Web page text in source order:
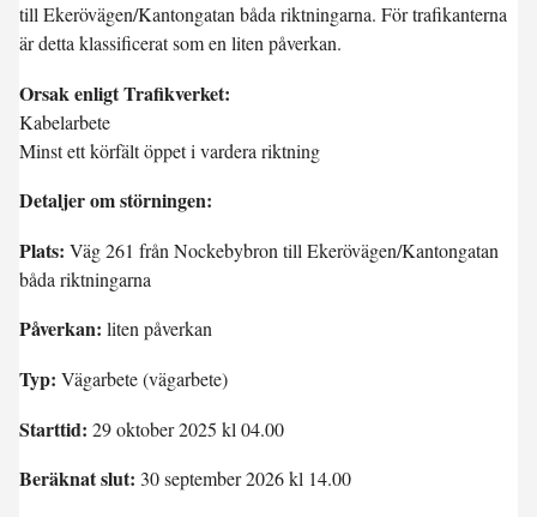
till Ekerövägen/Kantongatan båda riktningarna. För trafikanterna
är detta klassificerat som en liten påverkan.
Orsak enligt Trafikverket:
Kabelarbete
Minst ett körfält öppet i vardera riktning
Detaljer om störningen:
Plats: Väg 261 från Nockebybron till Ekerövägen/Kantongatan
båda riktningarna
Påverkan: liten påverkan
Typ: Vägarbete (vägarbete)
Starttid: 29 oktober 2025 kl 04.00
Beräknat slut: 30 september 2026 kl 14.00